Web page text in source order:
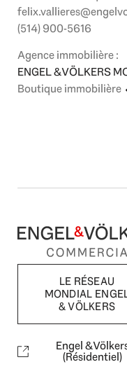
(514) 900-5616
Agence immobilière :
ENGEL & VÖLKERS
Boutique immobilière
LE RÉSEAU
MONDIAL
& VÖLKERS
Engel &
(Résidentiel)